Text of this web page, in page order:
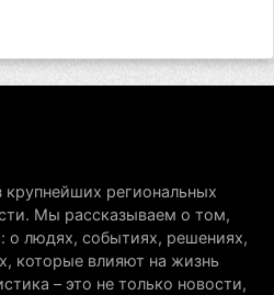
узнали, кто получил
261
крупнейших региональных
Мы рассказываем о том,
о людях, событиях, решениях,
которые влияют на жизнь
– это не только новости,